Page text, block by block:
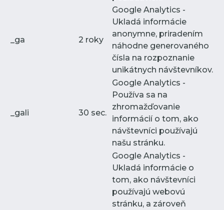
_ga 2 roky
Google Analytics -
Ukladá informácie
anonymne, priradením
náhodne generovaného
čísla na rozpoznanie
unikátnych návštevníkov.
_gali 30 sec.
Google Analytics -
Používa sa na
zhromažďovanie
informácií o tom, ako
návštevníci používajú
našu stránku.
Google Analytics -
Ukladá informácie o
tom, ako návštevníci
používajú webovú
stránku, a zároveň